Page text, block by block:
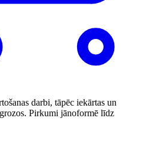
darbi, tāpēc iekārtas un
Pirkumi jānoformē līdz